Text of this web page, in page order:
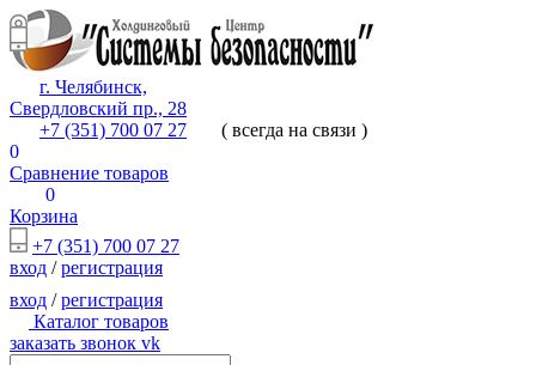
г. Челябинск,
Свердловский пр., 28
+7 (351) 700 07 27
( всегда на связи )
0
Сравнение товаров
0
Корзина
+7 (351) 700 07 27
вход /регистрация
вход /регистрация
Каталог товаров
заказать звонок vk